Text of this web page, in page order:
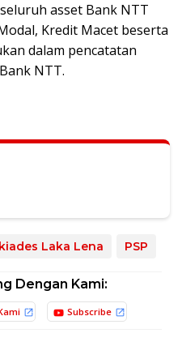
asset Bank NTT
Kredit Macet beserta
dalam pencatatan
NTT.
Laka Lena PSP
Dengan Kami:
Subscribe